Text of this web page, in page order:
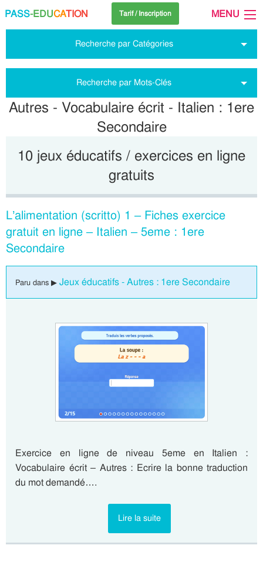
PASS-EDUCATION Tarif / Inscription MENU
Recherche par Catégories
Recherche par Mots-Clés
Autres - Vocabulaire écrit - Italien : 1ere
Secondaire
10 jeux éducatifs / exercices en ligne
gratuits
L’alimentation (scritto) 1 – Fiches exercice
gratuit en ligne – Italien – 5eme : 1ere
Secondaire
Paru dans ▶ Jeux éducatifs - Autres : 1ere Secondaire
Exercice en ligne de niveau 5eme en Italien :
Vocabulaire écrit – Autres : Ecrire la bonne traduction
du mot demandé….
Lire la suite